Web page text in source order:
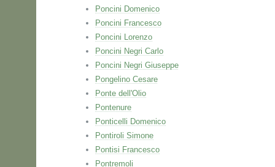
Poncini Domenico
Poncini Francesco
Poncini Lorenzo
Poncini Negri Carlo
Poncini Negri Giuseppe
Pongelino Cesare
Ponte dell'Olio
Pontenure
Ponticelli Domenico
Pontiroli Simone
Pontisi Francesco
Pontremoli